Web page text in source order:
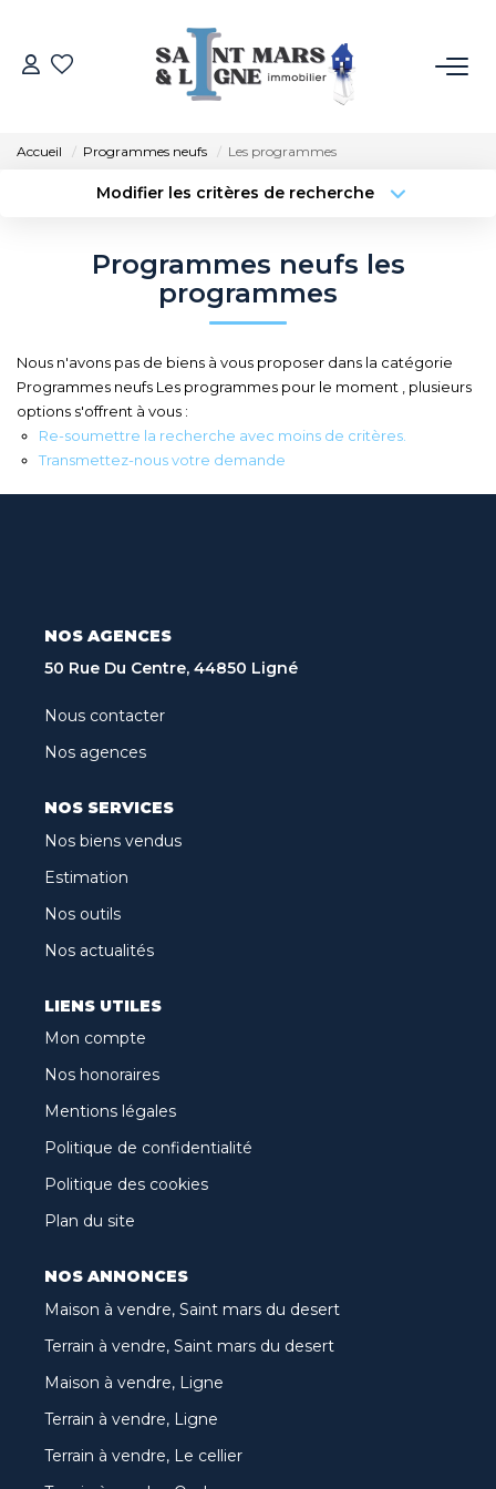
NOS MÉTIERS
NOS AGENCES
Qui Sommes-Nous
Notre Équipe
Accueil Programmes neufs Les programmes
Modifier les critères de recherche
Sélectionnez...
Type de bien
Créer une alerte
Programmes neufs les
programmes
Nous n'avons pas de biens à vous proposer dans la catégorie
Programmes neufs Les programmes pour le moment , plusieurs
options s'offrent à vous :
Re-soumettre la recherche avec moins de critères.
Transmettez-nous votre demande
NOS AGENCES
50 Rue Du Centre, 44850 Ligné
Nous contacter
Nos agences
NOS SERVICES
Nos biens vendus
Estimation
Nos outils
Nos actualités
LIENS UTILES
Mon compte
Nos honoraires
Mentions légales
Politique de confidentialité
Politique des cookies
Plan du site
NOS ANNONCES
Maison à vendre, Saint mars du desert
Terrain à vendre, Saint mars du desert
Maison à vendre, Ligne
Terrain à vendre, Ligne
Terrain à vendre, Le cellier